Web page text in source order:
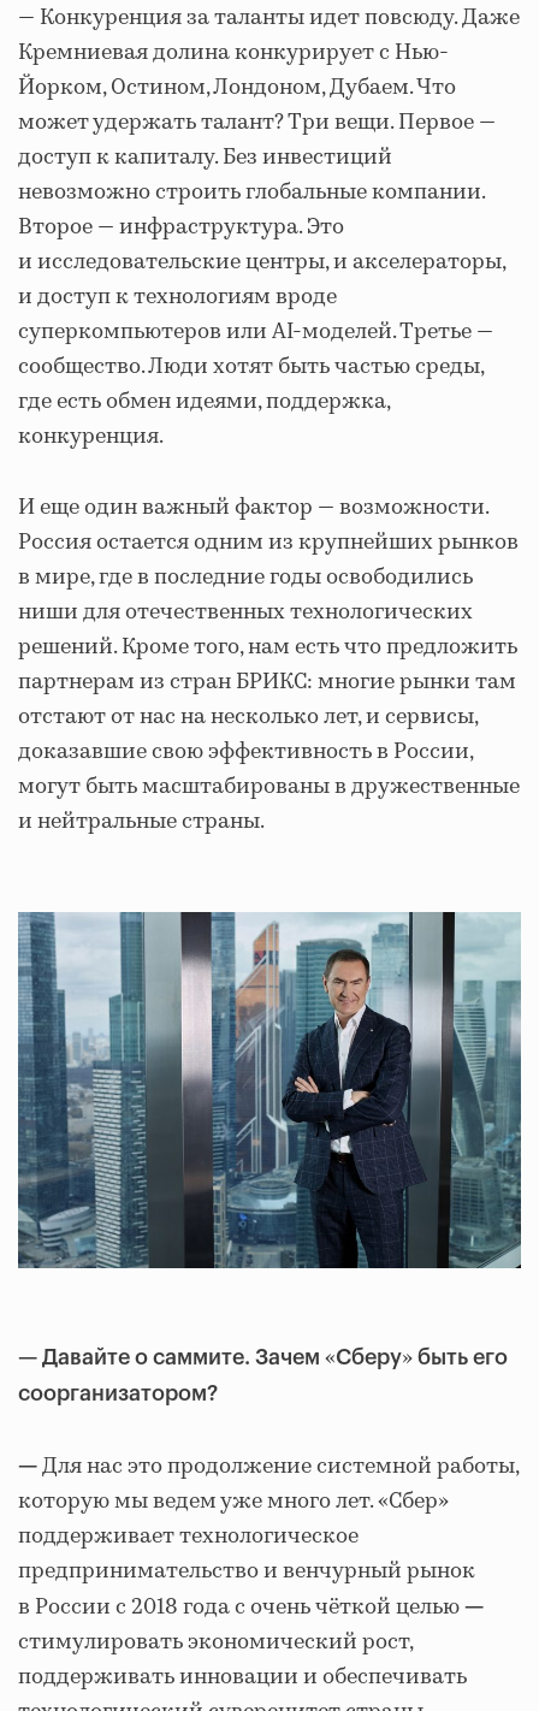
— Конкуренция за таланты идет повсюду. Даже
Кремниевая долина конкурирует с Нью-
Йорком, Остином, Лондоном, Дубаем. Что
может удержать талант? Три вещи. Первое —
доступ к капиталу. Без инвестиций
невозможно строить глобальные компании.
Второе — инфраструктура. Это
и исследовательские центры, и акселераторы,
и доступ к технологиям вроде
суперкомпьютеров или AI-моделей. Третье —
сообщество. Люди хотят быть частью среды,
где есть обмен идеями, поддержка,
конкуренция.
И еще один важный фактор — возможности.
Россия остается одним из крупнейших рынков
в мире, где в последние годы освободились
ниши для отечественных технологических
решений. Кроме того, нам есть что предложить
партнерам из стран БРИКС: многие рынки там
отстают от нас на несколько лет, и сервисы,
доказавшие свою эффективность в России,
могут быть масштабированы в дружественные
и нейтральные страны.
— Давайте о саммите. Зачем «Сберу» быть его
соорганизатором?
— Для нас это продолжение системной работы,
которую мы ведем уже много лет. «Сбер»
поддерживает технологическое
предпринимательство и венчурный рынок
в России с 2018 года с очень чёткой целью —
стимулировать экономический рост,
поддерживать инновации и обеспечивать